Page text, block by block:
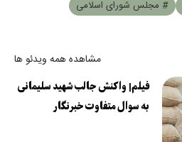
# مجلس شورای اسلامی
مشاهده همه ویدئو ها
فیلم| واکنش جالب شهید سلیمانی
به سوال متفاوت خبرنگار